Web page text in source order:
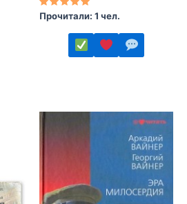
Оценка
5.00
Прочитали: 1 чел.
вариаций.
выбрать